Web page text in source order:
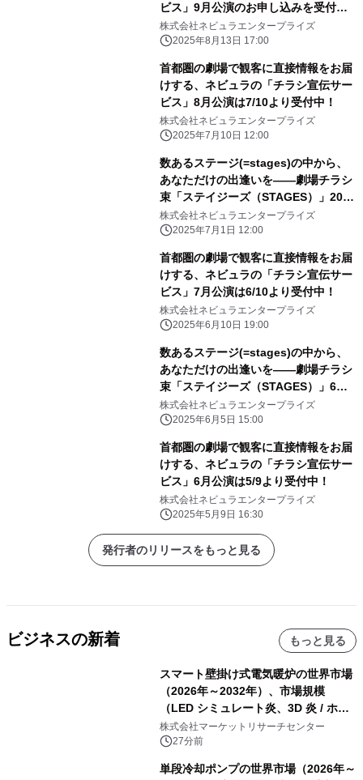
ビス」9月公演のお申し込みを受付
中！
株式会社ネビュラエンタープライズ
2025年8月13日 17:00
首都圏の劇場で観客に直接情報をお届
けする、ネビュラの「チラシ宣伝サー
ビス」8月公演は7/10より受付中！
株式会社ネビュラエンタープライズ
2025年7月10日 12:00
数あるステージ(=stages)の中から、
あなただけの出逢いを――劇場チラシ
束「ステイジーズ（STAGES）」2025
年7月の配布公演をご紹介！
株式会社ネビュラエンタープライズ
2025年7月1日 12:00
首都圏の劇場で観客に直接情報をお届
けする、ネビュラの「チラシ宣伝サー
ビス」7月公演は6/10より受付中！
株式会社ネビュラエンタープライズ
2025年6月10日 19:00
数あるステージ(=stages)の中から、
あなただけの出逢いを――劇場チラシ
束「ステイジーズ（STAGES）」6月
の配布公演をご紹介！
株式会社ネビュラエンタープライズ
2025年6月5日 15:00
首都圏の劇場で観客に直接情報をお届
けする、ネビュラの「チラシ宣伝サー
ビス」6月公演は5/9より受付中！
株式会社ネビュラエンタープライズ
2025年5月9日 16:30
発行者のリリースをもっと見る
ビジネスの新着 もっと見る
スマート壁掛け式電気暖炉の世界市場
（2026年～2032年）、市場規模
（LED シミュレート炎、3D 炎 / ホロ
グラフィック効果、水ミスト炎）・分
析レポートを発表
株式会社マーケットリサーチセンター
27分前
単段冷却ポンプの世界市場（2026年～